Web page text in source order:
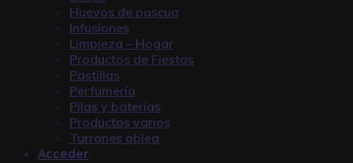
Huevos de pascua
Infusiones
Limpieza – Hogar
Productos de Fiestas
Pastillas
Perfumería
Pilas y baterías
Productos varios
Turrones oblea
Acceder